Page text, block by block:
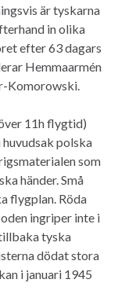
är tyskarna
in olika
efter 63 dagars
Hemmaarmén
Komorowski.
11h flygtid)
polska
som
händer. Små
flygplan. Röda
ingriper inte i
tyska
dödat stora
i januari 1945